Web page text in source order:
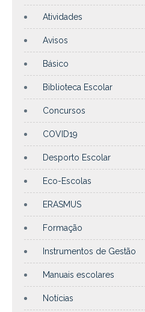
Atividades
Avisos
Básico
Biblioteca Escolar
Concursos
COVID19
Desporto Escolar
Eco-Escolas
ERASMUS
Formação
Instrumentos de Gestão
Manuais escolares
Notícias